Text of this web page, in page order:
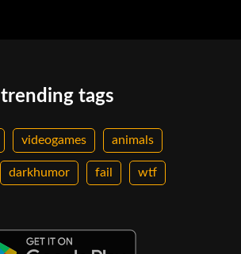
trending tags
videogames animals
darkhumor fail wtf